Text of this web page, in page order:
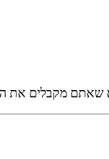
שאתם מקבלים את